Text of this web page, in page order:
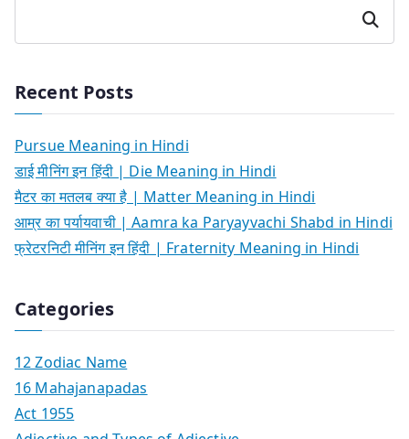
Search
Recent Posts
Pursue Meaning in Hindi
डाई मीनिंग इन हिंदी | Die Meaning in Hindi
मैटर का मतलब क्या है | Matter Meaning in Hindi
आम्र का पर्यायवाची | Aamra ka Paryayvachi Shabd in Hindi
फ्रेटरनिटी मीनिंग इन हिंदी | Fraternity Meaning in Hindi
Categories
12 Zodiac Name
16 Mahajanapadas
Act 1955